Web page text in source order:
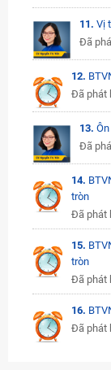
11. Vị
Đã
12.
Đã phát
13.
Đã
14.
tròn
Đã phát
15.
tròn
Đã phát
16.
Đã phát